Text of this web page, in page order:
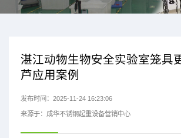
湛江动物生物安全实验室笼具
芦应用案例
发布时间：2025-11-24 16:23:06
来源于：成华不锈钢起重设备营销中心